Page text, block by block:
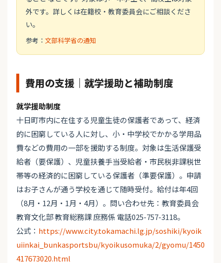
外です。詳しくは在籍校・教育委員会にご相談くださ
い。
参考： 文部科学省の通知
費用の支援｜就学援助と補助制度
就学援助制度
十日町市内に在住する児童生徒の保護者であって、経済
的に困窮している人に対し、小・中学校でかかる学用品
費などの費用の一部を援助する制度。対象は生活保護受
給者（要保護）、児童扶養手当受給者・市民税非課税世
帯等の経済的に困窮している保護者（準要保護）。申請
はお子さんが通う学校を通じて随時受付。給付は年4回
（8月・12月・1月・4月）。問い合わせ先：教育委員会
教育文化部 教育総務課 庶務係 電話025-757-3118。
公式： https://www.city.tokamachi.lg.jp/soshiki/kyoik
uiinkai_bunkasportsbu/kyoikusomuka/2/gyomu/1450
417673020.html